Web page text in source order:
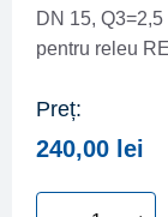
DN 15,
pentru releu
Preț:
240,00 lei